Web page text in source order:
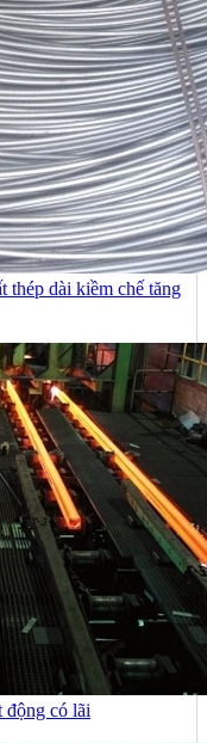
thép dài kiềm chế tăng
động có lãi